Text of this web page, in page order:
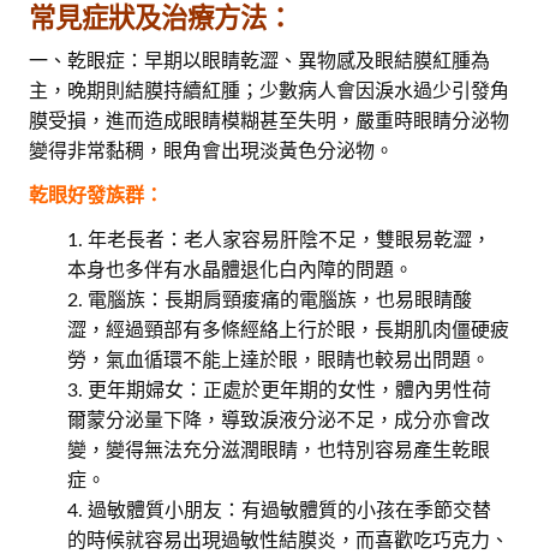
常見症狀及治療方法：
一、乾眼症：早期以眼睛乾澀、異物感及眼結膜紅腫為
主，晚期則結膜持續紅腫；少數病人會因淚水過少引發角
膜受損，進而造成眼睛模糊甚至失明，嚴重時眼睛分泌物
變得非常黏稠，眼角會出現淡黃色分泌物。
乾眼好發族群：
年老長者：老人家容易肝陰不足，雙眼易乾澀，
本身也多伴有水晶體退化白內障的問題。
電腦族：長期肩頸痠痛的電腦族，也易眼睛酸
澀，經過頸部有多條經絡上行於眼，長期肌肉僵硬疲
勞，氣血循環不能上達於眼，眼睛也較易出問題。
更年期婦女：正處於更年期的女性，體內男性荷
爾蒙分泌量下降，導致淚液分泌不足，成分亦會改
變，變得無法充分滋潤眼睛，也特別容易產生乾眼
症。
過敏體質小朋友：有過敏體質的小孩在季節交替
的時候就容易出現過敏性結膜炎，而喜歡吃巧克力、